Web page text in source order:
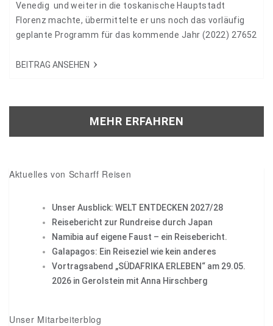
Venedig und weiter in die toskanische Hauptstadt
Florenz machte, übermittelte er uns noch das vorläufig
geplante Programm für das kommende Jahr (2022) 27652
BEITRAG ANSEHEN
MEHR ERFAHREN
Aktuelles von Scharff Reisen
Unser Ausblick: WELT ENTDECKEN 2027/28
Reisebericht zur Rundreise durch Japan
Namibia auf eigene Faust – ein Reisebericht.
Galapagos: Ein Reiseziel wie kein anderes
Vortragsabend „SÜDAFRIKA ERLEBEN“ am 29.05.
2026 in Gerolstein mit Anna Hirschberg
Unser Mitarbeiterblog